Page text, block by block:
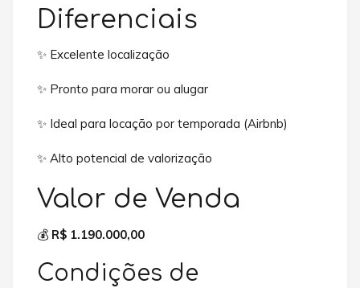
Diferenciais
✨ Excelente localização
✨ Pronto para morar ou alugar
✨ Ideal para locação por temporada (Airbnb)
✨ Alto potencial de valorização
Valor de Venda
💰 R$ 1.190.000,00
Condições de